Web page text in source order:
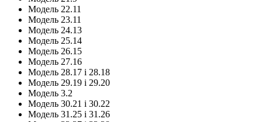
Модель 22.11
Модель 23.11
Модель 24.13
Модель 25.14
Модель 26.15
Модель 27.16
Модель 28.17 і 28.18
Модель 29.19 і 29.20
Модель 3.2
Модель 30.21 і 30.22
Модель 31.25 і 31.26